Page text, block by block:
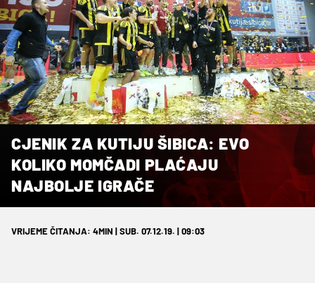
CJENIK ZA KUTIJU ŠIBICA: EVO
KOLIKO MOMČADI PLAĆAJU
NAJBOLJE IGRAČE
VRIJEME ČITANJA: 4MIN | SUB. 07.12.19. | 09:03